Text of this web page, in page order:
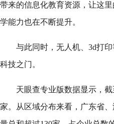
带来的信息化教育资源，让这
学能力也在不断提升。
与此同时，无人机、3d打
科技之门。
天眼查专业版数据显示，
家。从区域分布来看，广东省